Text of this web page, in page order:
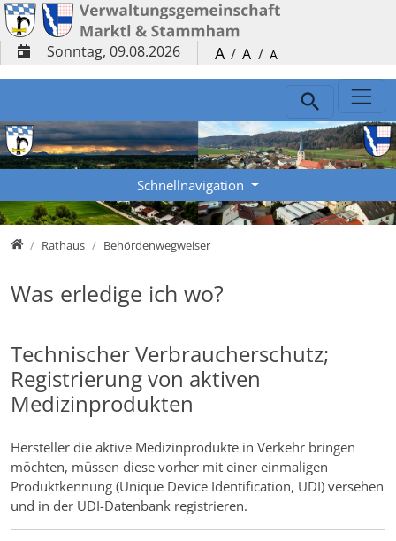
Direkt zur Hauptnavigation springen
Direkt zum Inhalt springen
Sonntag, 09.08.2026 A / A / A
Schnellnavigation
Verwaltungsgemeinschaft
Rathaus Behördenwegweiser
Was erledige ich wo?
Technischer Verbraucherschutz;
Registrierung von aktiven
Medizinprodukten
Hersteller die aktive Medizinprodukte in Verkehr bringen
möchten, müssen diese vorher mit einer einmaligen
Produktkennung (Unique Device Identification, UDI) versehen
und in der UDI-Datenbank registrieren.